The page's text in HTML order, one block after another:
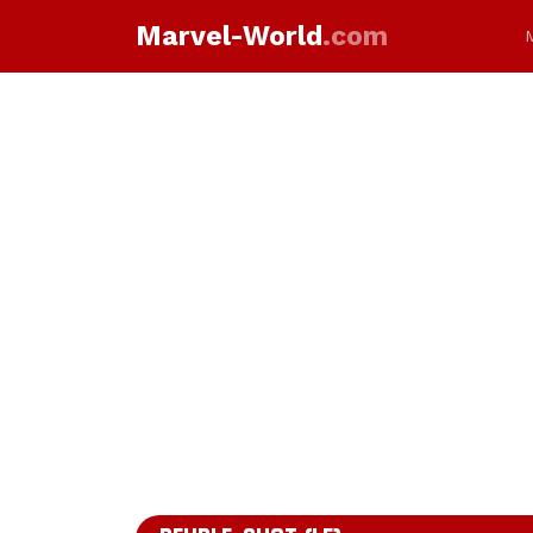
Marvel-World.com